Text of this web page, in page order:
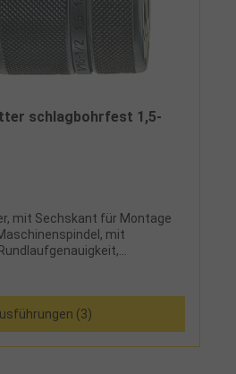
schlagbohrfest 1,5-
mit Sechskant für Montage
mit
Anfahrschutz
(3)